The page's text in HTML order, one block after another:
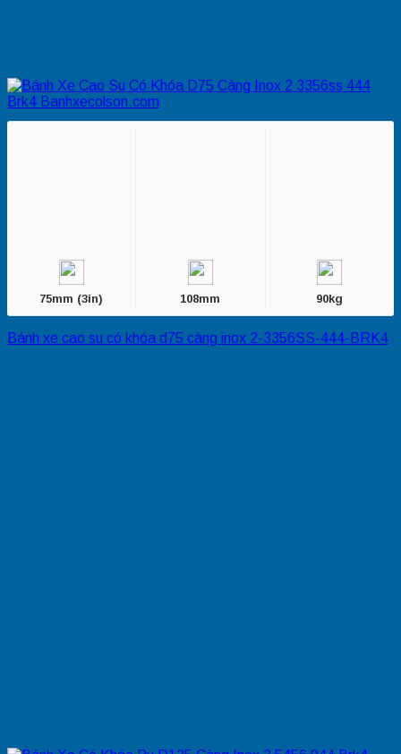
75mm (3in) 108mm 90kg
Bánh xe cao su có khóa d75 càng inox 2-3356SS-444-BRK4